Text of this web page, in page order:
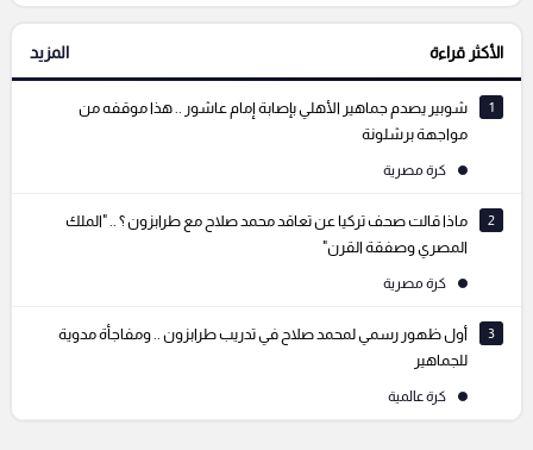
التعليقات السابقة
الأكثر قراءة المزيد
1
شوبير يصدم جماهير الأهلي بإصابة إمام عاشور .. هذا موقفه من
مواجهة برشلونة
كرة مصرية
2
ماذا قالت صحف تركيا عن تعاقد محمد صلاح مع طرابزون ؟ .. "الملك
المصري وصفقة القرن"
كرة مصرية
3
أول ظهور رسمي لمحمد صلاح في تدريب طرابزون .. ومفاجأة مدوية
للجماهير
كرة عالمية